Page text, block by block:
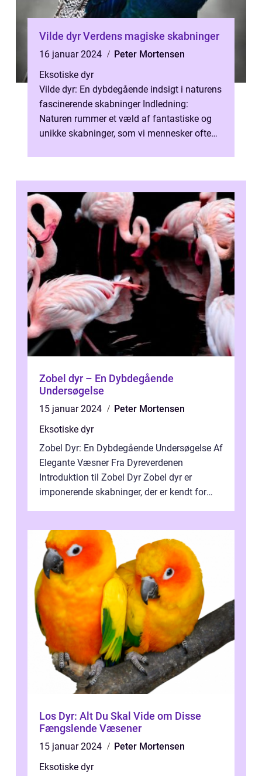
Vilde dyr Verdens magiske skabninger
16 januar 2024
Peter Mortensen
Eksotiske dyr
Vilde dyr: En dybdegående indsigt i naturens
fascinerende skabninger Indledning:
Naturen rummer et væld af fantastiske og
unikke skabninger, som vi mennesker ofte
Zobel dyr – En Dybdegående
Undersøgelse
15 januar 2024
Peter Mortensen
Eksotiske dyr
Zobel Dyr: En Dybdegående Undersøgelse Af
Elegante Væsner Fra Dyreverdenen
Introduktion til Zobel Dyr Zobel dyr er
imponerende skabninger, der er kendt for
Los Dyr: Alt Du Skal Vide om Disse
Fængslende Væsener
15 januar 2024
Peter Mortensen
Eksotiske dyr